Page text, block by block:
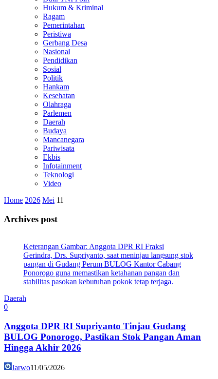
Hukum & Kriminal
Ragam
Pemerintahan
Peristiwa
Gerbang Desa
Nasional
Pendidikan
Sosial
Politik
Hankam
Kesehatan
Olahraga
Parlemen
Daerah
Budaya
Mancanegara
Pariwisata
Ekbis
Infotainment
Teknologi
Video
Home 2026 Mei 11
Archives post
Keterangan Gambar: Anggota DPR RI Fraksi
Gerindra, Drs. Supriyanto, saat meninjau langsung stok
pangan di Gudang Perum BULOG Kantor Cabang
Ponorogo guna memastikan ketahanan pangan dan
stabilitas pasokan kebutuhan pokok tetap terjaga.
Daerah
0
Anggota DPR RI Supriyanto Tinjau Gudang
BULOG Ponorogo, Pastikan Stok Pangan Aman
Hingga Akhir 2026
Jarwo11/05/2026